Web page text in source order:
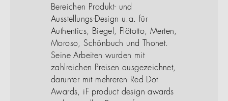
Bereichen Produkt- und
Ausstellungs-Design u.a. für
Authentics, Biegel, Flötotto, Merten,
Moroso, Schönbuch und Thonet.
Seine Arbeiten wurden mit
zahlreichen Preisen ausgezeichnet,
darunter mit mehreren Red Dot
Awards, iF product design awards